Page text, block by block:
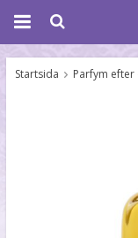
Startsida Parfym